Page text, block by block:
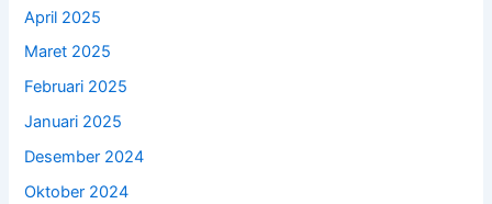
April 2025
Maret 2025
Februari 2025
Januari 2025
Desember 2024
Oktober 2024